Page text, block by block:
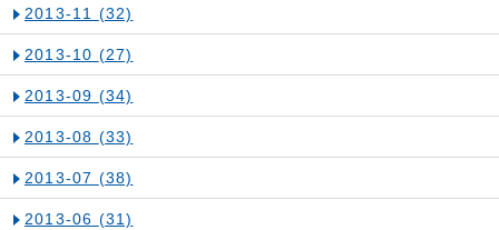
2013-11 (32)
2013-10 (27)
2013-09 (34)
2013-08 (33)
2013-07 (38)
2013-06 (31)